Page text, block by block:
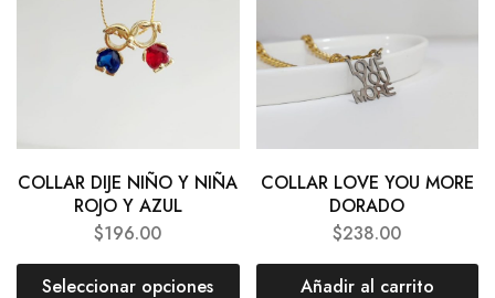
COLLAR DIJE NIÑO Y NIÑA
ROJO Y AZUL
$196.00
Seleccionar opciones
COLLAR LOVE YOU MORE
DORADO
$238.00
Añadir al carrito